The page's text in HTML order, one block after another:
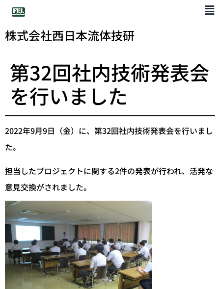
株式会社西日本流体技研
第32回社内技術発表会
を行いました
2022年9月9日（金）に、第32回社内技術発表会を行いまし
た。
担当したプロジェクトに関する2件の発表が行われ、活発な
意見交換がされました。